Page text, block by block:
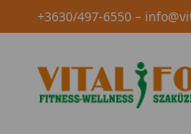
+3630/497-6550–